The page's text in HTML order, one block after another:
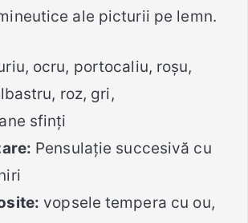
ale picturii pe lemn.
ocru, portocaliu, roşu,
roz, gri,
sfinţi
Pensulație succesivă cu
vopsele tempera cu ou,